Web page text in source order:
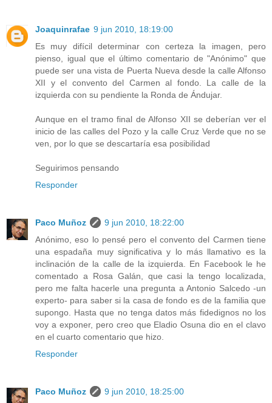
Joaquinrafae 9 jun 2010, 18:19:00
Es muy difícil determinar con certeza la imagen, pero
pienso, igual que el último comentario de "Anónimo" que
puede ser una vista de Puerta Nueva desde la calle Alfonso
XII y el convento del Carmen al fondo. La calle de la
izquierda con su pendiente la Ronda de Ándujar.
Aunque en el tramo final de Alfonso XII se deberían ver el
inicio de las calles del Pozo y la calle Cruz Verde que no se
ven, por lo que se descartaría esa posibilidad
Seguirimos pensando
Responder
Paco Muñoz
9 jun 2010, 18:22:00
Anónimo, eso lo pensé pero el convento del Carmen tiene
una espadaña muy significativa y lo más llamativo es la
inclinación de la calle de la izquierda. En Facebook le he
comentado a Rosa Galán, que casi la tengo localizada,
pero me falta hacerle una pregunta a Antonio Salcedo -un
experto- para saber si la casa de fondo es de la familia que
supongo. Hasta que no tenga datos más fidedignos no los
voy a exponer, pero creo que Eladio Osuna dio en el clavo
en el cuarto comentario que hizo.
Responder
Paco Muñoz
9 jun 2010, 18:25:00